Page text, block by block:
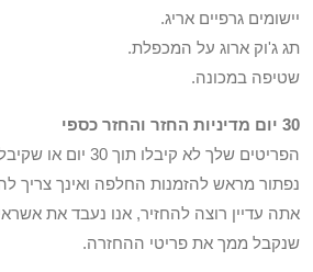
יישומים גרפיים אריג.
תג ג'וק ארוג על המכפלת.
שטיפה במכונה.
30 יום מדיניות החזר והחזר כספי
הפריטים שלך לא
נפתור מראש להזמנות החלפה ואינך צריך
אתה עדיין רוצה להחזיר, אנו נעבד את
שנקבל ממך את פריטי ההחזרה.